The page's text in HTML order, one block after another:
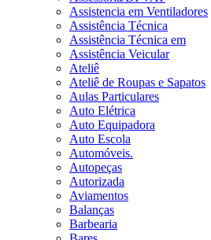
Assistencia em Ventiladores
Assistência Técnica
Assistência Técnica em
Assistência Veicular
Ateliê
Ateliê de Roupas e Sapatos
Aulas Particulares
Auto Elétrica
Auto Equipadora
Auto Escola
Automóveis.
Autopeças
Autorizada
Aviamentos
Balanças
Barbearia